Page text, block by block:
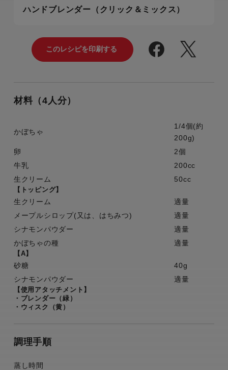
ハンドブレンダー（クリック＆ミックス）
材料（4人分）
かぼちゃ
1/4個(約
200g)
卵
2個
牛乳
200cc
生クリーム
50cc
【トッピング】
生クリーム
適量
メープルシロップ(又は、はちみつ)
適量
シナモンパウダー
適量
かぼちゃの種
適量
【A】
砂糖
40g
シナモンパウダー
適量
【使用アタッチメント】
・ブレンダー（緑）
・ウィスク（黄）
調理手順
蒸し時間